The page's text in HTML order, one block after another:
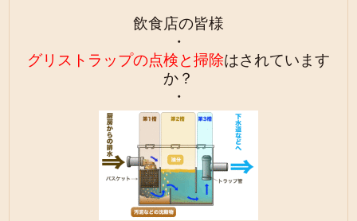
飲食店の皆様
・
グリストラップの点検と掃除はされています
か？
・